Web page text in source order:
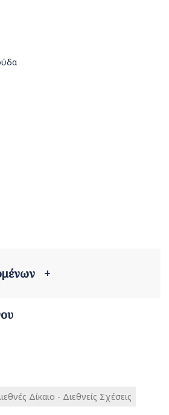
+
Δίκαιο - Διεθνείς Σχέσεις